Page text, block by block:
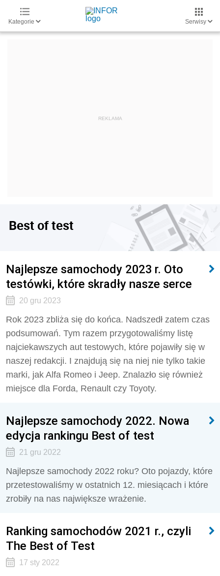
Kategorie Serwisy
Best of test
Najlepsze samochody 2023 r. Oto
testówki, które skradły nasze serce
20 gru 2023
Rok 2023 zbliża się do końca. Nadszedł zatem czas
podsumowań. Tym razem przygotowaliśmy listę
najciekawszych aut testowych, które pojawiły się w
naszej redakcji. I znajdują się na niej nie tylko takie
marki, jak Alfa Romeo i Jeep. Znalazło się również
miejsce dla Forda, Renault czy Toyoty.
Najlepsze samochody 2022. Nowa
edycja rankingu Best of test
21 gru 2022
Najlepsze samochody 2022 roku? Oto pojazdy, które
przetestowaliśmy w ostatnich 12. miesiącach i które
zrobiły na nas największe wrażenie.
Ranking samochodów 2021 r., czyli
The Best of Test
17 sty 2022